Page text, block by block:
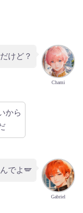
Chami
けど？
から
Gabriel
でよ🪽